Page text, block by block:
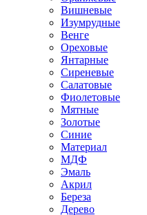
Вишневые
Изумрудные
Венге
Ореховые
Янтарные
Сиреневые
Салатовые
Фиолетовые
Мятные
Золотые
Синие
Материал
МДФ
Эмаль
Акрил
Береза
Дерево